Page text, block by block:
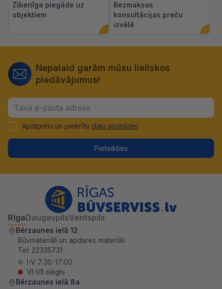
Zibenīga piegāde uz
objektiem
Bezmaksas
konsultācijas preču
izvēlē
Nepalaid garām mūsu lieliskos
piedāvājumus!
Apstiprinu un piekrītu datu apstrādei.
Pieteikties
RīgaDaugavpilsVentspils
Bērzaunes ielā 12
Būvmateriāli un apdares materiāli
Tel: 22335731
I-V 7:30-17:00
VI-VII slēgts
Bērzaunes ielā 8a